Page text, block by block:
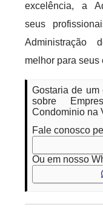
excelência, a
seus
Administração
melhor para seus
Gostaria de um
sobre
Condominio na
Fale conosco
Ou em nosso